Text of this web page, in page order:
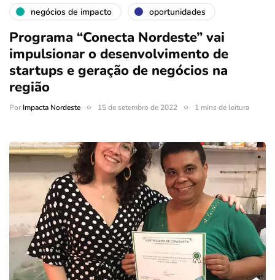
negócios de impacto oportunidades
Programa “Conecta Nordeste” vai
impulsionar o desenvolvimento de
startups e geração de negócios na
região
PorImpacta Nordeste 15 de setembro de 2022 1 mins de leitura